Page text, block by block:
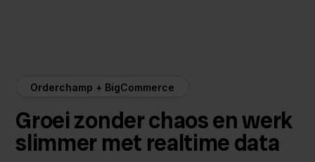
Orderchamp + BigCommerce
Groei zonder chaos en werk
slimmer met realtime data